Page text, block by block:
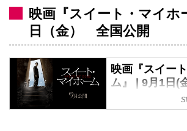
映画『スイート・マイホ
日（金） 全国公開
映画『スイー
ム』 | 9月1日(